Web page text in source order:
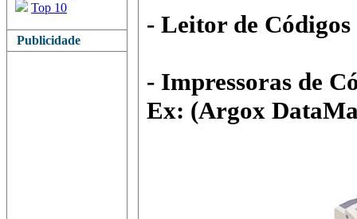
Top 10
Publicidade
- Leitor de
- Impressoras de
Ex: (Argox